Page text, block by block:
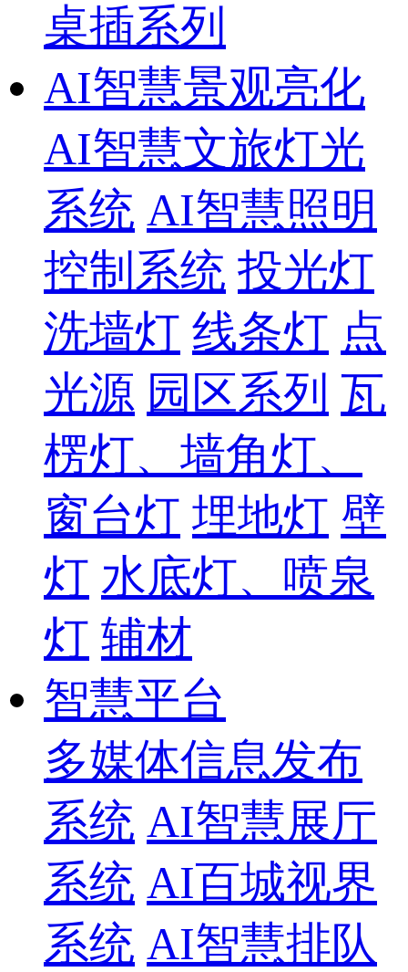
桌插系列
AI智慧景观亮化
AI智慧文旅灯光
系统 AI智慧照明
控制系统 投光灯
洗墙灯 线条灯 点
光源 园区系列 瓦
楞灯、墙角灯、
窗台灯 埋地灯 壁
灯 水底灯、喷泉
灯 辅材
智慧平台
多媒体信息发布
系统 AI智慧展厅
系统 AI百城视界
系统 AI智慧排队